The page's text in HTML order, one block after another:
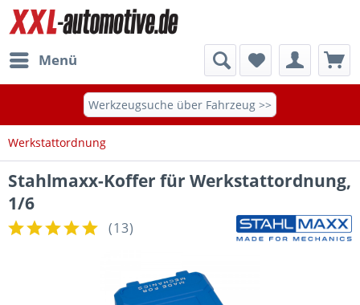
Menü
Werkzeugsuche über Fahrzeug >>
Werkstattordnung
Stahlmaxx-Koffer für Werkstattordnung,
1/6
(13)